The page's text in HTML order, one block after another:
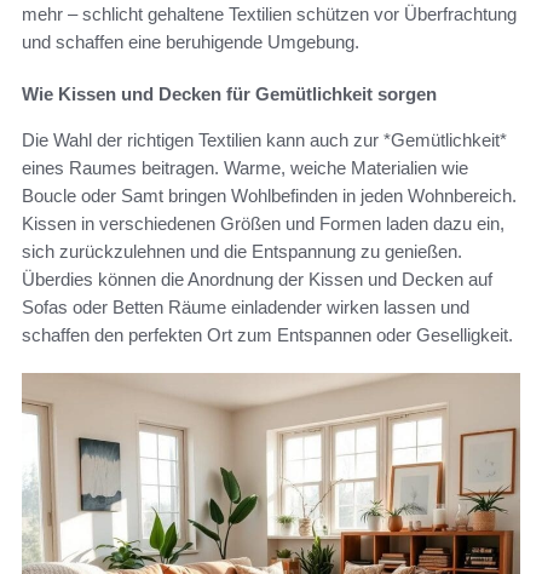
mehr – schlicht gehaltene Textilien schützen vor Überfrachtung
und schaffen eine beruhigende Umgebung.
Wie Kissen und Decken für Gemütlichkeit sorgen
Die Wahl der richtigen Textilien kann auch zur *Gemütlichkeit*
eines Raumes beitragen. Warme, weiche Materialien wie
Boucle oder Samt bringen Wohlbefinden in jeden Wohnbereich.
Kissen in verschiedenen Größen und Formen laden dazu ein,
sich zurückzulehnen und die Entspannung zu genießen.
Überdies können die Anordnung der Kissen und Decken auf
Sofas oder Betten Räume einladender wirken lassen und
schaffen den perfekten Ort zum Entspannen oder Geselligkeit.